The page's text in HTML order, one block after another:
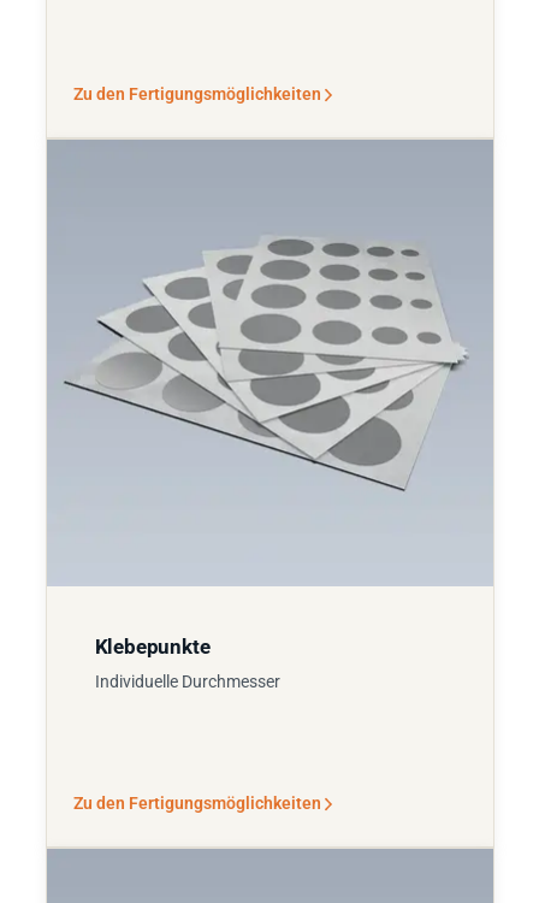
Zu den Fertigungsmöglichkeiten
Klebepunkte
Individuelle Durchmesser
Zu den Fertigungsmöglichkeiten